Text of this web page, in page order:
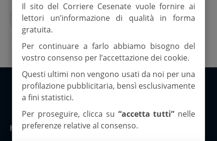
Cronaca La Spezia
Copyright 2026 ©Corriere Cesenate
Home
Il sito del Corriere Cesenate vuole fornire ai
lettori un’informazione di qualità in forma
gratuita.
Per continuare a farlo abbiamo bisogno del
vostro consenso per l’accettazione dei cookie.
Questi ultimi non vengono usati da noi per una
profilazione pubblicitaria, bensì esclusivamente
a fini statistici.
Per proseguire, clicca su “accetta tutti” nelle
preferenze relative al consenso.